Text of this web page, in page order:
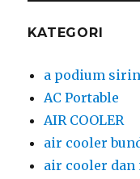
KATEGORI
a podium
AC Portable
AIR COOLER
air cooler
air cooler dan